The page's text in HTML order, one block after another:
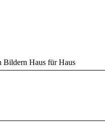
Bildern Haus für Haus